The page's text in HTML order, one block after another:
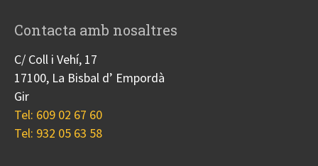
Contacta amb nosaltres
C/ Coll i Vehí, 17
17100, La Bisbal d’ Empordà
Gir
Tel: 609 02 67 60
Tel: 932 05 63 58